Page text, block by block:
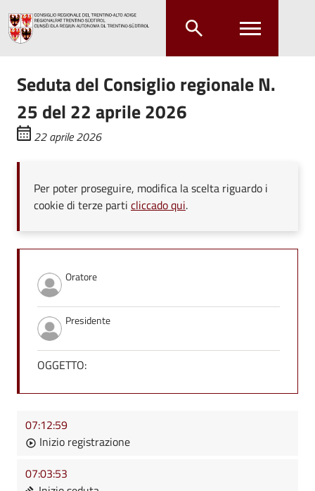
Seduta del Consiglio regionale N.
25 del 22 aprile 2026
22 aprile 2026
Per poter proseguire, modifica la scelta riguardo i
cookie di terze parti cliccado qui.
Oratore
Presidente
OGGETTO:
07:12:59
Inizio registrazione
07:03:53